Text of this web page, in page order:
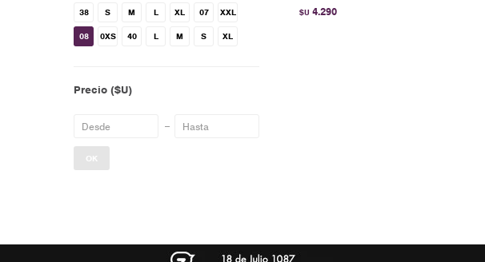
$U 4.290
38 S M L XL 07 XXL
08 0XS 40 L M S XL
Precio ($U)
OK